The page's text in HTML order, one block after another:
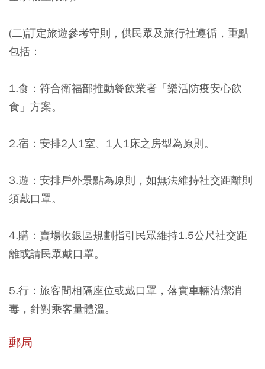
(二)訂定旅遊參考守則，供民眾及旅行社遵循，重點
包括：
1.食：符合衛福部推動餐飲業者「樂活防疫安心飲
食」方案。
2.宿：安排2人1室、1人1床之房型為原則。
3.遊：安排戶外景點為原則，如無法維持社交距離則
須戴口罩。
4.購：賣場收銀區規劃指引民眾維持1.5公尺社交距
離或請民眾戴口罩。
5.行：旅客間相隔座位或戴口罩，落實車輛清潔消
毒，針對乘客量體溫。
郵局